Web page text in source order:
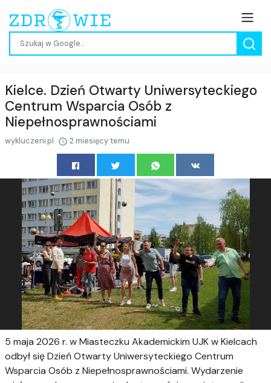
Kielce. Dzień Otwarty Uniwersyteckiego
Centrum Wsparcia Osób z
Niepełnosprawnościami
wykluczeni.pl 2 miesięcy temu
5 maja 2026 r. w Miasteczku Akademickim UJK w Kielcach
odbył się Dzień Otwarty Uniwersyteckiego Centrum
Wsparcia Osób z Niepełnosprawnościami. Wydarzenie